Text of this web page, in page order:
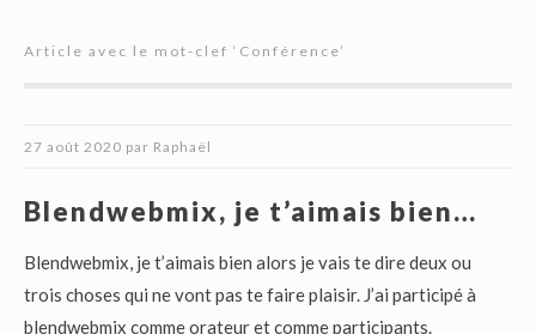
Article avec le mot-clef ‘ Conférence’
27 août 2020 par Raphaël
Blendwebmix, je t’aimais bien…
Blendwebmix, je t’aimais bien alors je vais te dire deux ou
trois choses qui ne vont pas te faire plaisir. J’ai participé à
blendwebmix comme orateur et comme participants.